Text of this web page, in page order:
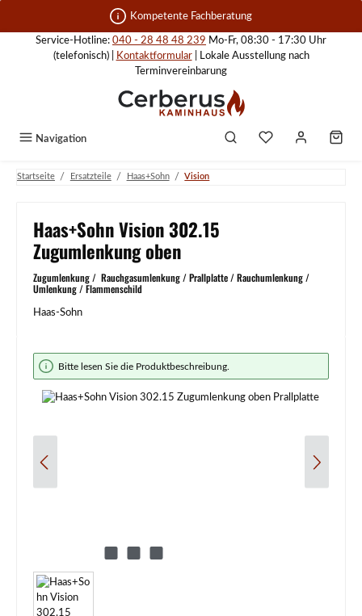
Zum Hauptinhalt springen Kompetente Fachberatung
Service-Hotline: 040 - 28 48 48 239 Mo-Fr, 08:30 - 17:30 Uhr
(telefonisch) |
Kontaktformular| Lokale Ausstellung nach
Terminvereinbarung
Navigation
Startseite / Ersatzteile / Haas+Sohn / Vision
Haas+Sohn Vision 302.15
Zugumlenkung oben
Zugumlenkung / Rauchgasumlenkung / Prallplatte / Rauchumlenkung /
Umlenkung / Flammenschild
Haas-Sohn
Bildergalerie überspringen
Bitte lesen Sie die Produktbeschreibung.